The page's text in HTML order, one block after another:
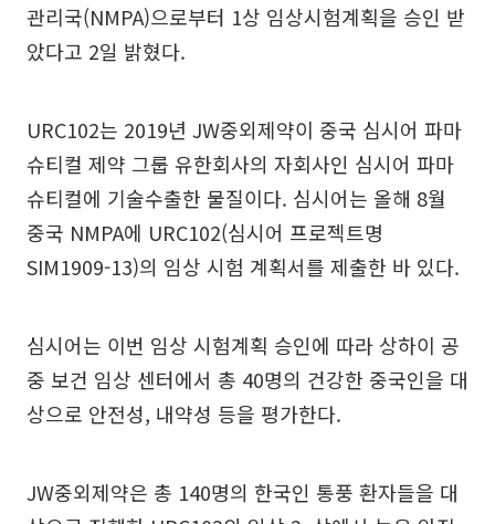
관리국(NMPA)으로부터 1상 임상시험계획을 승인 받
았다고 2일 밝혔다.
URC102는 2019년 JW중외제약이 중국 심시어 파마
슈티컬 제약 그룹 유한회사의 자회사인 심시어 파마
슈티컬에 기술수출한 물질이다. 심시어는 올해 8월
중국 NMPA에 URC102(심시어 프로젝트명
SIM1909-13)의 임상 시험 계획서를 제출한 바 있다.
심시어는 이번 임상 시험계획 승인에 따라 상하이 공
중 보건 임상 센터에서 총 40명의 건강한 중국인을 대
상으로 안전성, 내약성 등을 평가한다.
JW중외제약은 총 140명의 한국인 통풍 환자들을 대